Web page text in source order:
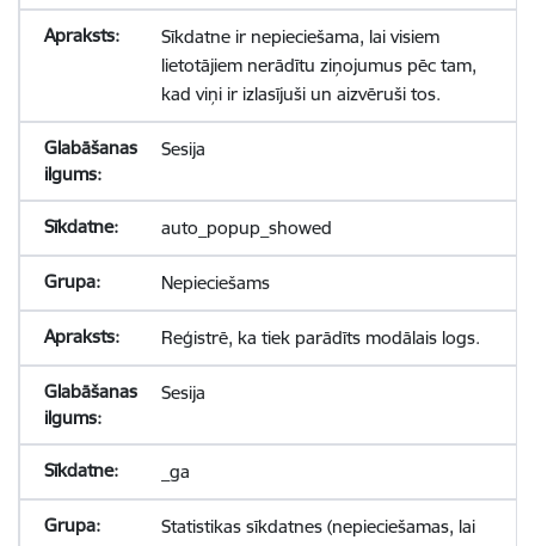
Sīkdatne ir nepieciešama, lai visiem
lietotājiem nerādītu ziņojumus pēc tam,
kad viņi ir izlasījuši un aizvēruši tos.
Sesija
auto_popup_showed
Nepieciešams
Reģistrē, ka tiek parādīts modālais logs.
Sesija
_ga
Statistikas sīkdatnes (nepieciešamas, lai